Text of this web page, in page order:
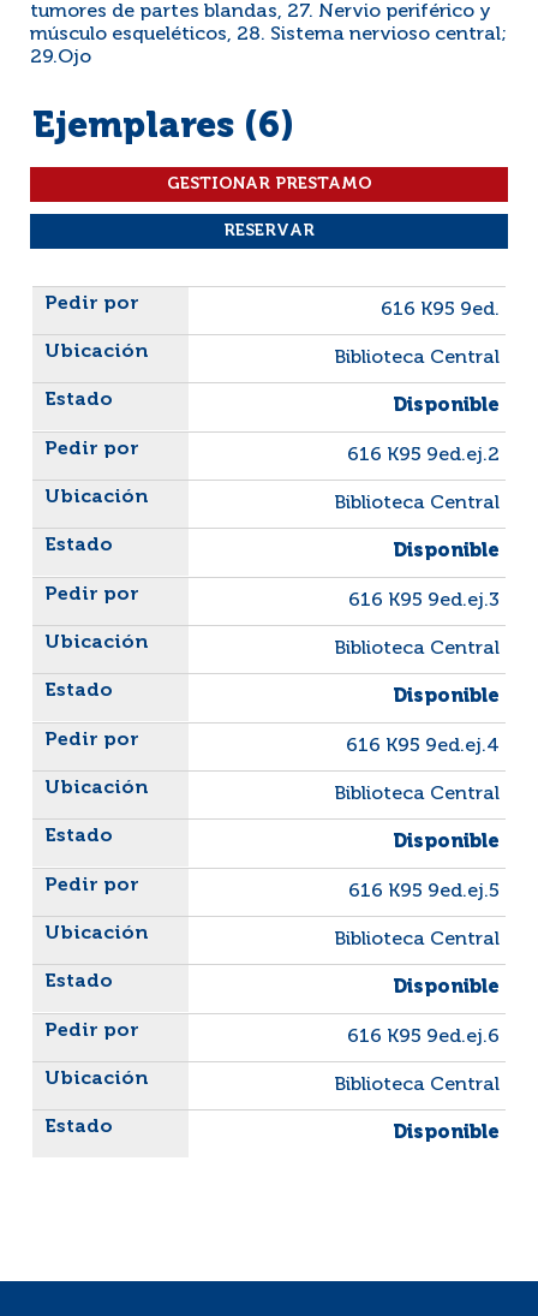
tumores de partes blandas, 27. Nervio periférico y
músculo esqueléticos, 28. Sistema nervioso central;
29.Ojo
Ejemplares (6)
Liste des exemplaires
616 K95 9ed.
Biblioteca Central
Disponible
616 K95 9ed.ej.2
Biblioteca Central
Disponible
616 K95 9ed.ej.3
Biblioteca Central
Disponible
616 K95 9ed.ej.4
Biblioteca Central
Disponible
616 K95 9ed.ej.5
Biblioteca Central
Disponible
616 K95 9ed.ej.6
Biblioteca Central
Disponible